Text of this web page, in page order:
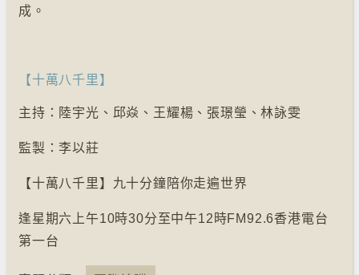
成。
【十萬八千里】
主持：陸宇光、邱焱、王耀楊、張璟瑩、林詠雯
監製：李以莊
【十萬八千里】九十分鐘陪你走遍世界
逢星期六上午10時30分至中午12時FM92.6香港電台
第一台